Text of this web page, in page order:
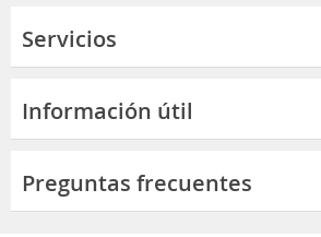
Servicios
Información útil
Preguntas frecuentes